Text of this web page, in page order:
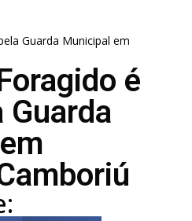
Guarda Municipal em
é
Guarda